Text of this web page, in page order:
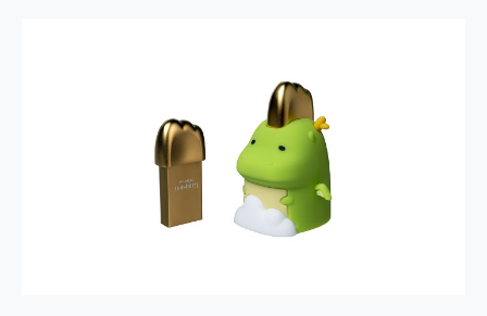
MSI Claw 掌機專屬配件包 來囉 完美保護 MSI Claw A1M-026TW 電競掌機
人像旗艦 vivo V30 系列 開箱 評測! 首搭蔡司光學鏡頭、攝影棚級柔光環、拍攝功能最好玩的美拍神機 vivo V30 Pro
多個願望一次滿足 超強散熱 微星 MSI Claw A1M-026TW 電競掌機 開箱 評測
一吸完美對位 擁有超強吸力與超好用的隱磁支架 O-ONE MAG 最會吸的行動電源 開箱 評測